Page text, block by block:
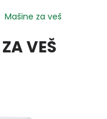
Mašine za veš
VEŠ